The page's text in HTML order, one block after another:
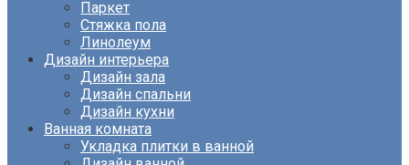
Паркет
Стяжка пола
Линолеум
Дизайн интерьера
Дизайн зала
Дизайн спальни
Дизайн кухни
Ванная комната
Укладка плитки в ванной